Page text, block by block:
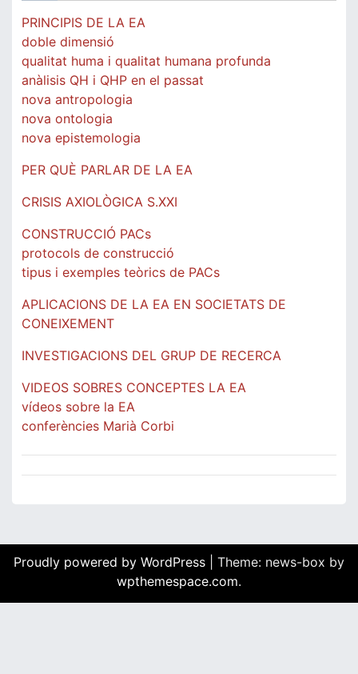
PRINCIPIS DE LA EA
doble dimensió
qualitat huma i qualitat humana profunda
anàlisis QH i QHP en el passat
nova antropologia
nova ontologia
nova epistemologia
PER QUÈ PARLAR DE LA EA
CRISIS AXIOLÒGICA S.XXI
CONSTRUCCIÓ PACs
protocols de construcció
tipus i exemples teòrics de PACs
APLICACIONS DE LA EA EN SOCIETATS DE
CONEIXEMENT
INVESTIGACIONS DEL GRUP DE RECERCA
VIDEOS SOBRES CONCEPTES LA EA
vídeos sobre la EA
conferències Marià Corbi
Proudly powered by WordPress
Theme: news-box by
wpthemespace.com.